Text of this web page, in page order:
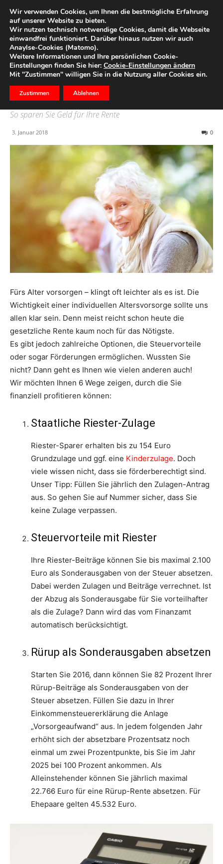
Start Ihr Geld
6 Förderungen und
Steuervorteile für die
Altersvorsorge
So sparen Sie Geld für Ihre Rente
3. Januar 2018 0
Fürs Alter vorsorgen – klingt oft leichter als es ist. Die
Wichtigkeit einer individuellen Altersvorsorge sollte uns
allen klar sein. Denn meist reicht schon heute die
gesetzliche Rente kaum noch für das Nötigste.
Es gibt jedoch zahlreiche Optionen, die Steuervorteile
oder sogar Förderungen ermöglichen. Wussten Sie
nicht? Dann geht es Ihnen wie vielen anderen auch!
Wir möchten Ihnen 6 Wege zeigen, durch die Sie
finanziell profitieren können:
Staatliche Riester-Zulage
Riester-Sparer erhalten bis zu 154 Euro
Grundzulage und ggf. eine Kinderzulage. Doch
viele wissen nicht, dass sie förderberechtigt sind.
Unser Tipp: Füllen Sie jährlich den Zulagen-Antrag
aus. So gehen Sie auf Nummer sicher, dass Sie
keine Zulage verpassen.
Steuervorteile mit Riester
Ihre Riester-Beiträge können Sie bis maximal 2.100
Euro als Sonderausgaben von der Steuer absetzen.
Dabei werden Zulagen und Beiträge verrechnet. Ist
der Abzug als Sonderausgabe für Sie vorteilhafter
als die Zulage? Dann wird das vom Finanzamt
automatisch berücksichtigt.
Rürup als Sonderausgaben absetzen
Starten Sie 2016, dann können Sie 82 Prozent Ihrer
Rürup-Beiträge als Sonderausgaben von der
Steuer absetzen. Füllen Sie dazu in Ihrer
Einkommensteuererklärung die Anlage
„Vorsorgeaufwand“ aus. In jedem folgenden Jahr
erhöht sich der absetzbare Prozentsatz noch
einmal um zwei Prozentpunkte, bis Sie im Jahr
2025 bei 100 Prozent ankommen. Als
Alleinstehender können Sie jährlich maximal
22.766 Euro für eine Rürup-Rente absetzen. Für
Ehepaare gelten 45.532 Euro.
Wir verwenden Cookies, um Ihnen die bestmögliche Erfahrung
auf unserer Website zu bieten.
Wir nutzen technisch notwendige Cookies, damit die Webseite
einwandfrei funktioniert. Darüber hinaus nutzen wir auch
Anaylse-Cookies (Matomo).
Weitere Informationen und Ihre persönlichen Cookie-
Einstellungen finden Sie hier: Cookie-Einstellungen ändern
Mit "Zustimmen" willigen Sie in die Nutzung aller Cookies ein.
Zustimmen Ablehnen